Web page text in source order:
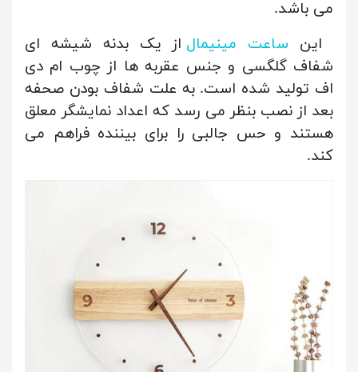
می باشد.
این ساعت مینیمال از یک بدنه شیشه ای
شفاف گلگسی و جنس عقربه ها از چوب ام دی
اف تولید شده است. به علت شفاف بودن صحفه
بعد از نصب بنظر می رسد که اعداد نمایشگر معلق
هستند و حس جالبی را برای بیننده فراهم می
کند.